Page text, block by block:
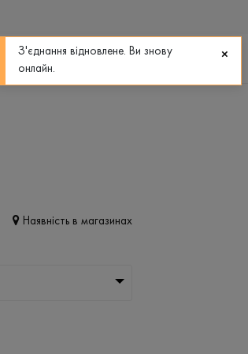
0
Наявність в магазинах
З'єднання відновлене. Ви знову
онлайн.